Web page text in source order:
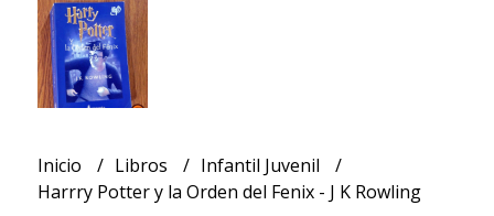
Inicio Libros
Infantil Juvenil
Harrry Potter y la Orden del Fenix - J K Rowling